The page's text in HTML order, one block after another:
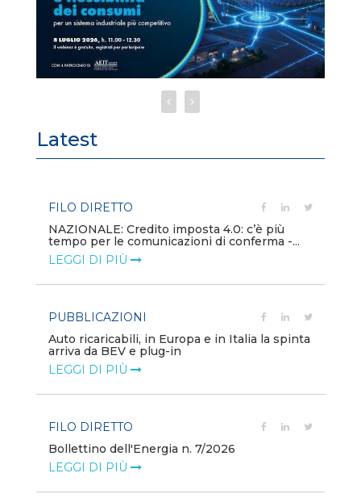
Latest
FILO DIRETTO
NAZIONALE: Credito imposta 4.0: c’è più
tempo per le comunicazioni di conferma -...
LEGGI DI PIÙ
PUBBLICAZIONI
Auto ricaricabili, in Europa e in Italia la spinta
arriva da BEV e plug-in
LEGGI DI PIÙ
FILO DIRETTO
Bollettino dell'Energia n. 7/2026
LEGGI DI PIÙ